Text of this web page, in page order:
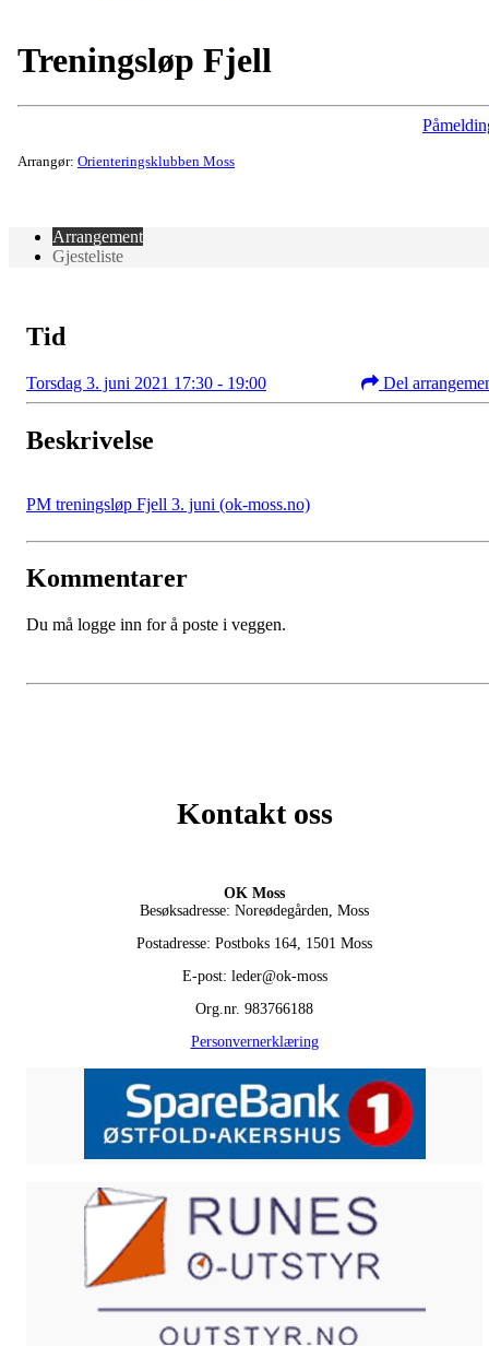
Treningsløp Fjell
Arrangør: Orienteringsklubben Moss
Arrangement
Gjesteliste
Tid
Torsdag 3. juni 2021 17:30 - 19:00 Del
Beskrivelse
PM treningsløp Fjell 3. juni (ok-moss.no)
Kommentarer
Du må logge inn for å poste i veggen.
Kontakt oss
OK Moss
Besøksadresse: Noreødegården, Moss
Postadresse: Postboks 164, 1501 Moss
E-post: leder@ok-moss
Org.nr. 983766188
Personvernerklæring